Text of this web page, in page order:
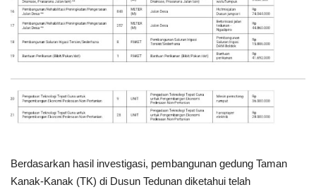
Politik
Sumbar
Pariwisata
Berdasarkan hasil investigasi, pembangunan gedung Taman
Kanak-Kanak (TK) di Dusun Tedunan diketahui telah